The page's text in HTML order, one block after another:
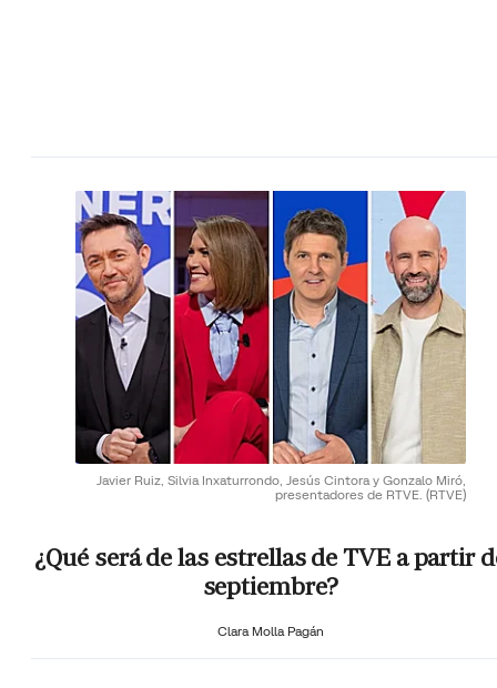
Javier Ruiz, Silvia Inxaturrondo, Jesús Cintora y Gonzalo Miró,
presentadores de RTVE. (RTVE)
¿Qué será de las estrellas de TVE a partir
septiembre?
Clara Molla Pagán